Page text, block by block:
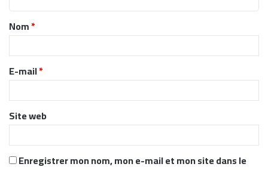
t
a
r
e
*
Nom*
E-mail*
Site web
Enregistrer mon nom, mon e-mail et mon site dans le